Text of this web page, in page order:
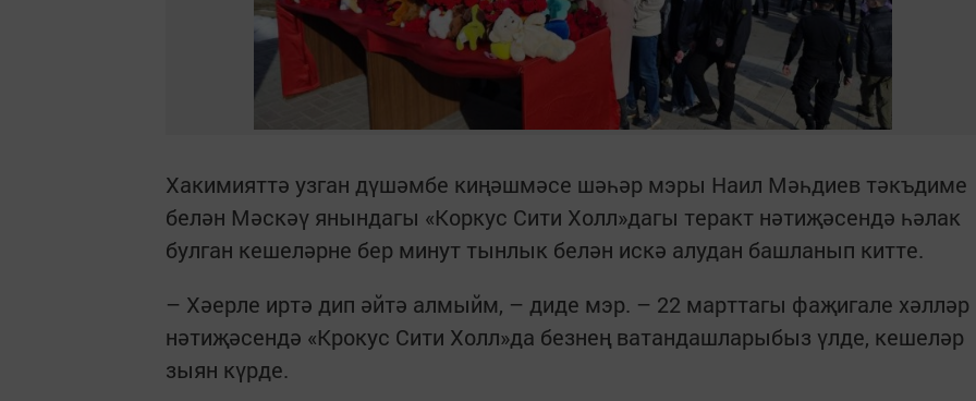
Хакимияттә узган дүшәмбе киңәшмәсе шәһәр мэры Наил Мәһдиев тәкъдиме
белән Мәскәү янындагы «Коркус Сити Холл»дагы теракт нәтиҗәсендә һәлак
булган кешеләрне бер минут тынлык белән искә алудан башланып китте.
– Хәерле иртә дип әйтә алмыйм, – диде мэр. – 22 марттагы фаҗигале хәлләр
нәтиҗәсендә «Крокус Сити Холл»да безнең ватандашларыбыз үлде, кешеләр
зыян күрде.